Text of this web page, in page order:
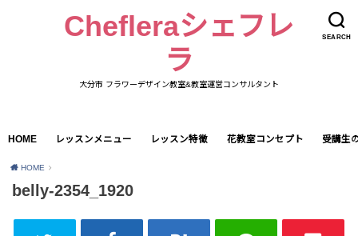
SEARCH
Chefleraシェフレ
ラ
大分市 フラワーデザイン教室&教室運営コンサルタント
HOME レッスンメニュー レッスン特徴 花教室コンセプト 受講生
HOME
belly-2354_1920